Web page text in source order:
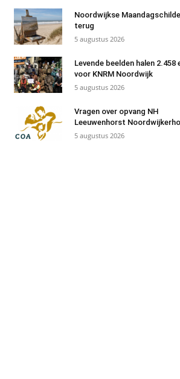
Noordwijkse
terug
5 augustus 2026
Levende beelden halen 2.458
voor KNRM Noordwijk
5 augustus 2026
Vragen over opvang NH
Leeuwenhorst
5 augustus 2026